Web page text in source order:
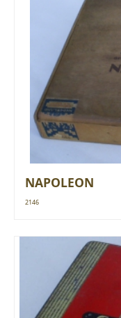
NAPOLEON
2146